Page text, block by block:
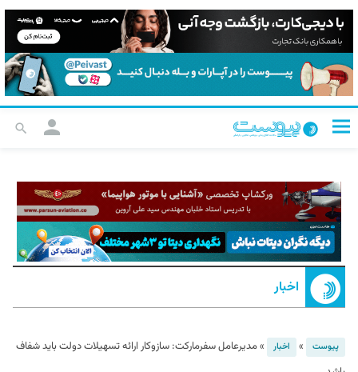
اخبار
پیوست » اخبار »مدیرعامل سفرمارکت: سازوکار ارائه تسهیلات دولت باید شفاف